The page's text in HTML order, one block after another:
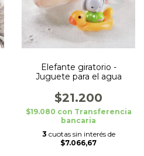
Elefante giratorio -
Juguete para el agua
$21.200
$19.080 con Transferencia
bancaria
3 cuotas sin interés de
$7.066,67